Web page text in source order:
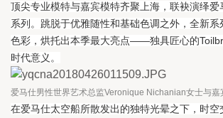
顶尖专业模特与嘉宾模特齐聚上海，联袂演绎
系列。跳脱于优雅随性和基础色调之外，全新系
色彩，烘托出本季最大亮点——独具匠心的
时代意义。
爱马仕男性世界艺术总监Veronique Nichanian女士与嘉
在爱马仕太空船所散发出的独特光晕之下，时空